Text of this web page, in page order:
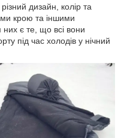
дизайн, колір та
крою та іншими
є те, що всі вони
під час холодів у нічний